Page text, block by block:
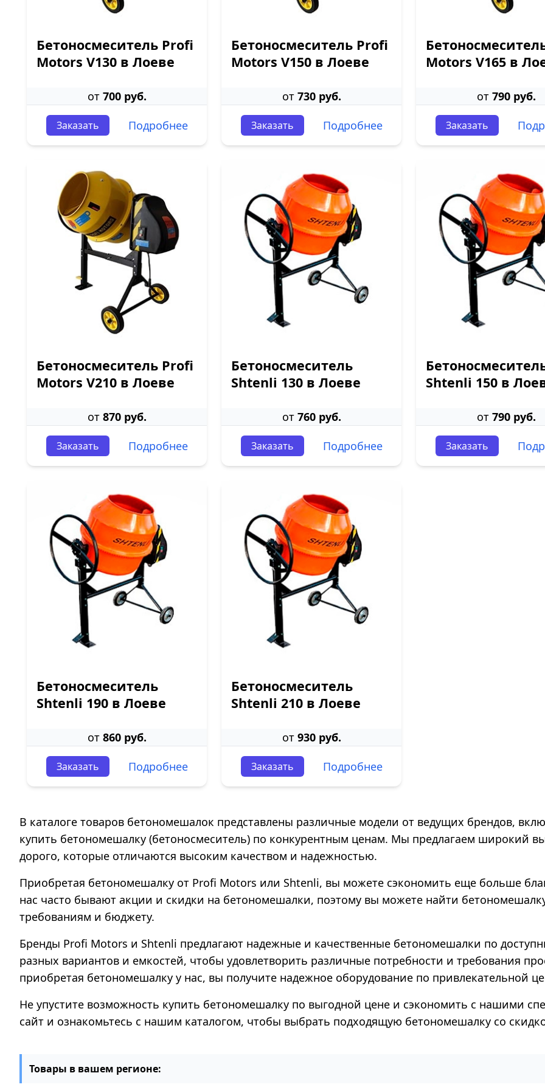
Бетоносмеситель Profi
Motors V130 в Лоеве
от 700 руб.
Заказать Подробнее
Бетоносмеситель Profi
Motors V150 в Лоеве
от 730 руб.
Заказать Подробнее
Motors V165 в
от 790 руб.
Заказать
Бетоносмеситель Profi
Motors V210 в Лоеве
от 870 руб.
Заказать Подробнее
Бетоносмеситель
Shtenli 130 в Лоеве
от 760 руб.
Заказать Подробнее
Shtenli 150 в
от 790 руб.
Заказать
Бетоносмеситель
Shtenli 190 в Лоеве
от 860 руб.
Заказать Подробнее
Бетоносмеситель
Shtenli 210 в Лоеве
от 930 руб.
Заказать Подробнее
В каталоге товаров бетономешалок представлены различные модели от ведущих брендов,
купить бетономешалку (бетоносмеситель) по конкурентным ценам. Мы предлагаем широкий
дорого, которые отличаются высоким качеством и надежностью.
Приобретая бетономешалку от Profi Motors или Shtenli, вы можете сэкономить еще больше
нас часто бывают акции и скидки на бетономешалки, поэтому вы можете найти
требованиям и бюджету.
Бренды Profi Motors и Shtenli предлагают надежные и качественные бетономешалки по
разных вариантов и емкостей, чтобы удовлетворить различные потребности и требования
приобретая бетономешалку у нас, вы получите надежное оборудование по привлекательной
Не упустите возможность купить бетономешалку по выгодной цене и сэкономить с нашими
сайт и ознакомьтесь с нашим каталогом, чтобы выбрать подходящую бетономешалку со
Товары в вашем регионе: